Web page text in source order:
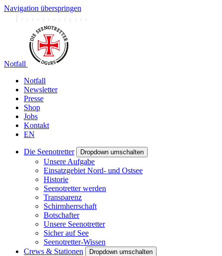
Navigation überspringen
Notfall
Notfall
Newsletter
Presse
Shop
Jobs
Kontakt
EN
Die Seenotretter Dropdown umschalten
Unsere Aufgabe
Einsatzgebiet Nord- und Ostsee
Historie
Seenotretter werden
Transparenz
Schirmherrschaft
Botschafter
Unsere Seenotretter
Sicher auf See
Seenotretter-Wissen
Crews & Stationen
Dropdown umschalten